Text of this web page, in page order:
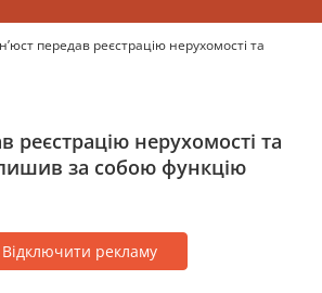
передав реєстрацію нерухомості та
реєстрацію нерухомості та
за собою функцію
Відключити рекламу